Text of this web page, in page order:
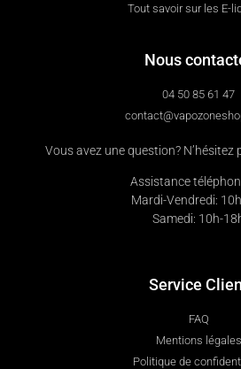
Tout savoir sur les E-
Nous
04 50 85 61 47
Vous avez une question?
Assistance
Mardi-Vendredi:
Samedi: 10h-
Service
FAQ
Mentions légales
Politique de